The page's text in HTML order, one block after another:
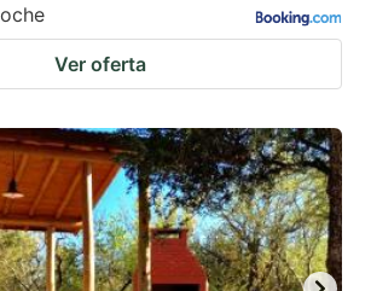
Ver oferta